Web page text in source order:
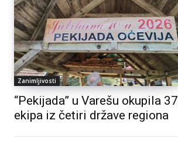
Zanimljivosti
“Pekijada” u Varešu okupila 37
ekipa iz četiri države regiona